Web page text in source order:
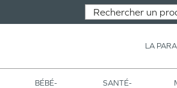
LA
BÉBÉ-
SANTÉ-